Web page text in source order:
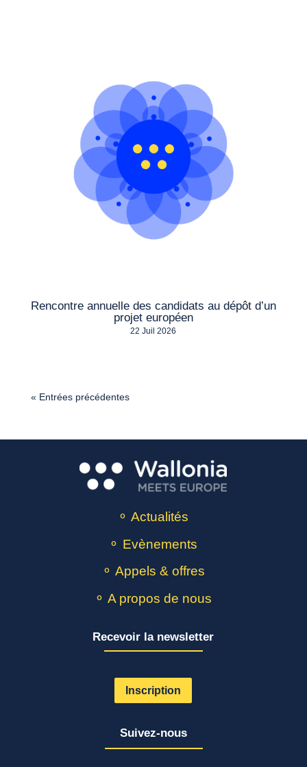
Rencontre annuelle des candidats au dépôt d’un
projet européen
22 Juil 2026
« Entrées précédentes
⚬ Actualités
⚬ Evènements
⚬ Appels & offres
⚬ A propos de nous
Recevoir la newsletter
Inscription
Suivez-nous